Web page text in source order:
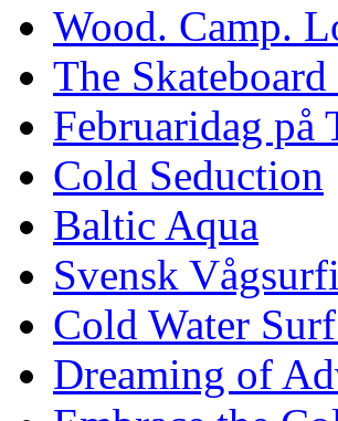
Wood. Camp.
The
Februaridag på
Cold Seduction
Baltic Aqua
Svensk
Cold Water
Dreaming of